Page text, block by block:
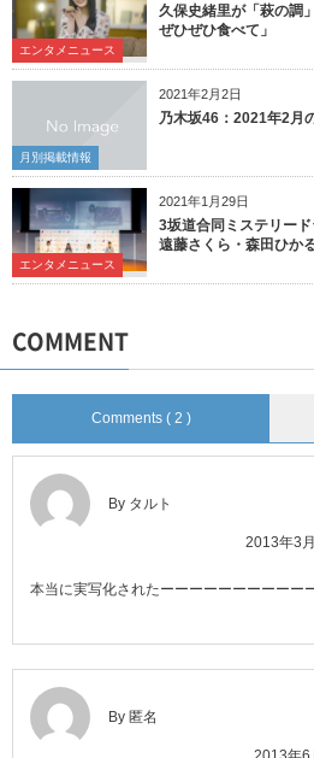
エンタメニュース
久保史緒里が「萩の調
ぜひぜひ食べて」
2021年2月2日
月別掲載情報
乃木坂46：2021年2月
2021年1月29日
エンタメニュース
3坂道合同ミステリー
遠藤さくら・森田ひか
COMMENT
Comments ( 2 )
By タルト
2013年3
本当に実写化されたーーーーーーーーーー
By 匿名